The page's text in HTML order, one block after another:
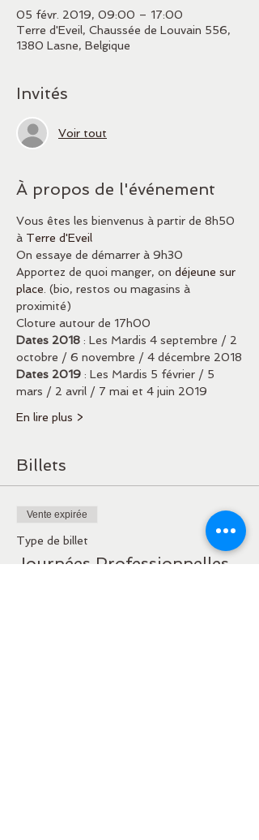
05 févr. 2019, 09:00 – 17:00
Terre d'Eveil, Chaussée de Louvain 556,
1380 Lasne, Belgique
Invités
Voir tout
À propos de l'événement
Vous êtes les bienvenus à partir de 8h50
à Terre d'Eveil
On essaye de démarrer à 9h30
Apportez de quoi manger, on déjeune sur
place . (bio, restos ou magasins à
proximité)
Cloture autour de 17h00
Dates 2018 : Les Mardis 4 septembre / 2
octobre / 6 novembre / 4 décembre 2018
Dates 2019 : Les Mardis 5 février / 5
mars / 2 avril / 7 mai et 4 juin 2019
En lire plus >
Billets
Vente expirée
Type de billet
Journées Professionnelles